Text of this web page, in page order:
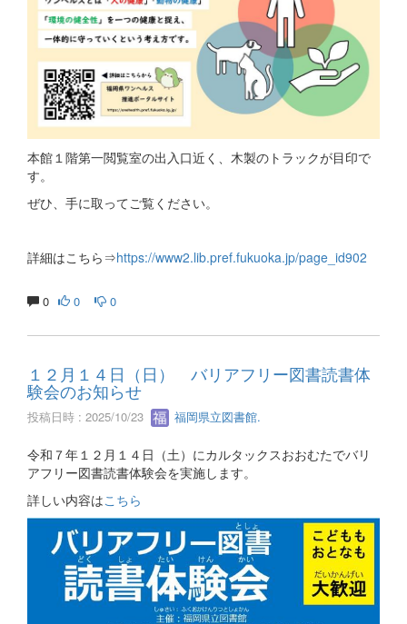
本館１階第一閲覧室の出入口近く、木製のトラックが目印で
す。
ぜひ、手に取ってご覧ください。
詳細はこちら⇒https://www2.lib.pref.fukuoka.jp/page_id902
0 0 0
１２月１４日（日） バリアフリー図書読書体
験会のお知らせ
投稿日時 : 2025/10/23 福岡県立図書館.
令和７年１２月１４日（土）にカルタックスおおむたでバリ
アフリー図書読書体験会を実施します。
詳しい内容はこちら